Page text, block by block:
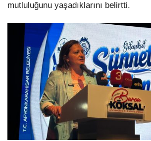
mutluluğunu yaşadıklarını belirtti.